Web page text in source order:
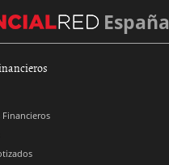
España